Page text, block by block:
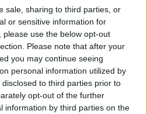
sale, sharing to third parties, or
or sensitive information for
use the below opt-out
Please note that after your
you may continue seeing
personal information utilized by
to third parties prior to
opt-out of the further
information by third parties on the